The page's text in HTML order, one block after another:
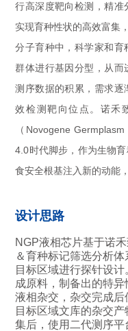
行高深度靶向检测，精准
实现育种性状的高效富集
分子育种中，科学家和育
群体进行基因分型，从而
测序数据的积累，需求逐
效检测靶向位点。诺禾
（Novogene
4.0时代脚步，作为生物
食安全根基注入新的动能
设计思路
NGP液相芯片基于诺
＆育种标记筛选分析
目标区域进行探针设
成原料，制备出的特
液相杂交，杂交完成
目标区域文库的杂交
集后，使用二代测序